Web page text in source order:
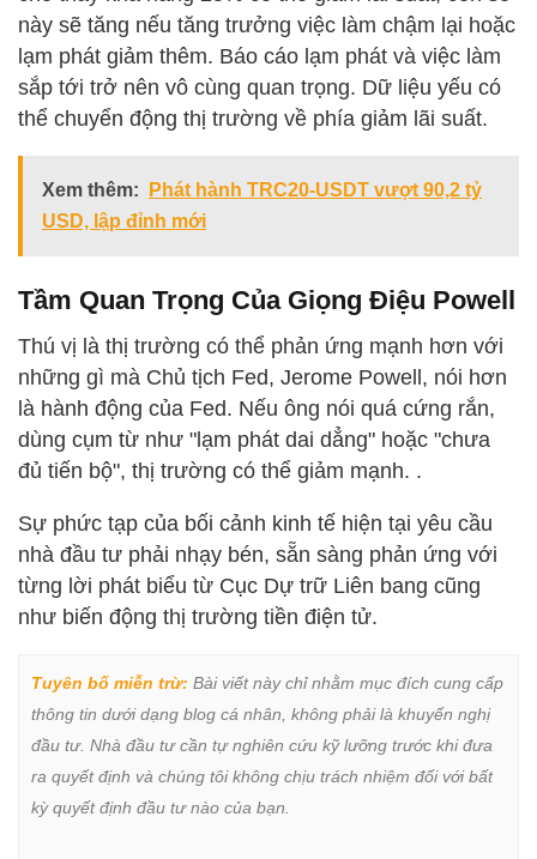
này sẽ tăng nếu tăng trưởng việc làm chậm lại hoặc
lạm phát giảm thêm. Báo cáo lạm phát và việc làm
sắp tới trở nên vô cùng quan trọng. Dữ liệu yếu có
thể chuyển động thị trường về phía giảm lãi suất.
Xem thêm:
Phát hành TRC20-USDT vượt 90,2 tỷ
USD, lập đỉnh mới
Tầm Quan Trọng Của Giọng Điệu Powell
Thú vị là thị trường có thể phản ứng mạnh hơn với
những gì mà Chủ tịch Fed, Jerome Powell, nói hơn
là hành động của Fed. Nếu ông nói quá cứng rắn,
dùng cụm từ như "lạm phát dai dẳng" hoặc "chưa
đủ tiến bộ", thị trường có thể giảm mạnh. .
Sự phức tạp của bối cảnh kinh tế hiện tại yêu cầu
nhà đầu tư phải nhạy bén, sẵn sàng phản ứng với
từng lời phát biểu từ Cục Dự trữ Liên bang cũng
như biến động thị trường tiền điện tử.
Tuyên bố miễn trừ: Bài viết này chỉ nhằm mục đích cung cấp
thông tin dưới dạng blog cá nhân, không phải là khuyến nghị
đầu tư. Nhà đầu tư cần tự nghiên cứu kỹ lưỡng trước khi đưa
ra quyết định và chúng tôi không chịu trách nhiệm đối với bất
kỳ quyết định đầu tư nào của bạn.